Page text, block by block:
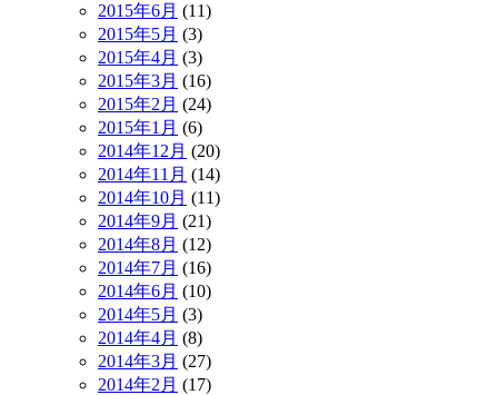
2015年6月 (11)
2015年5月 (3)
2015年4月 (3)
2015年3月 (16)
2015年2月 (24)
2015年1月 (6)
2014年12月 (20)
2014年11月 (14)
2014年10月 (11)
2014年9月 (21)
2014年8月 (12)
2014年7月 (16)
2014年6月 (10)
2014年5月 (3)
2014年4月 (8)
2014年3月 (27)
2014年2月 (17)